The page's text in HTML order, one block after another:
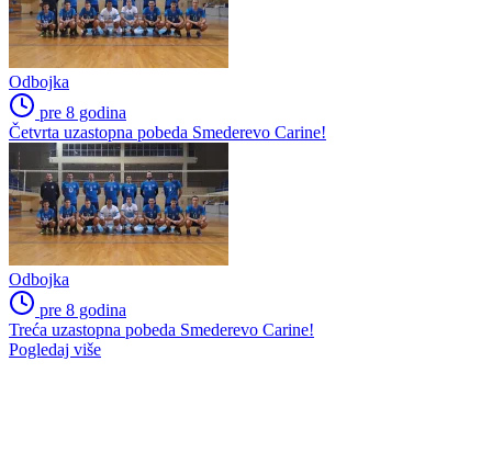
Odbojka
pre 8 godina
Četvrta uzastopna pobeda Smederevo Carine!
Odbojka
pre 8 godina
Treća uzastopna pobeda Smederevo Carine!
Pogledaj više